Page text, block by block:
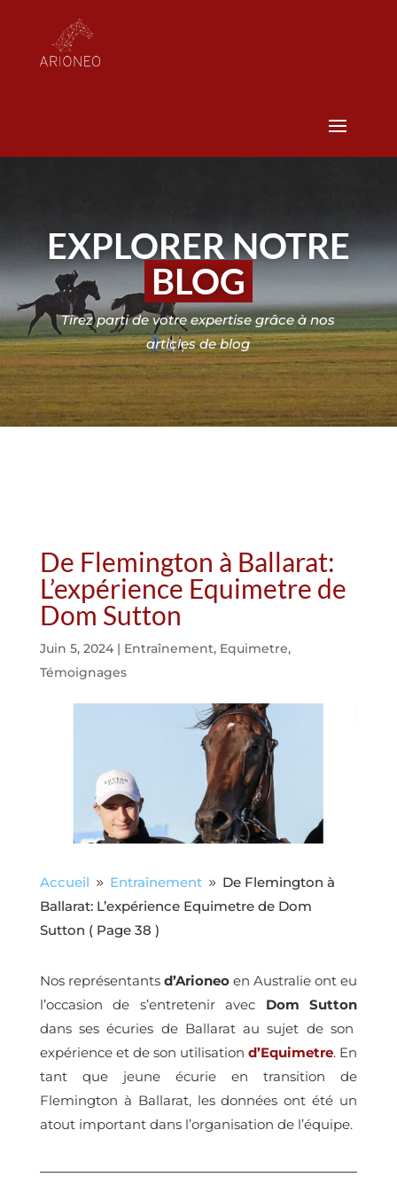
EXPLORER NOTRE
BLOG
Tirez parti de votre expertise grâce à nos
articles de blog
De Flemington à Ballarat:
L’expérience Equimetre de
Dom Sutton
Juin 5, 2024| Entraînement, Equimetre,
Témoignages
Accueil 9 Entraînement 9 De Flemington à
Ballarat: L’expérience Equimetre de Dom
Sutton ( Page 38 )
Nos représentants d’Arioneoen Australie ont eu
l’occasion de s’entretenir avec Dom Sutton
dans ses écuries de Ballarat au sujet de son
expérience et de son utilisationd’Equimetre. En
tant que jeune écurie en transition de
Flemington à Ballarat, les données ont été un
atout important dans l’organisation de l’équipe.